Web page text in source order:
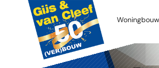
Woningbouw